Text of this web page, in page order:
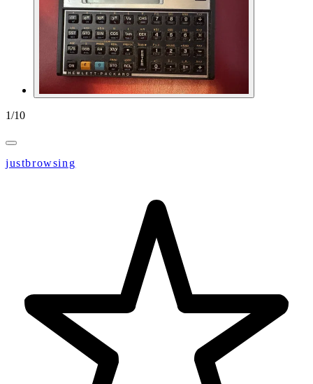
1/10
justbrowsing